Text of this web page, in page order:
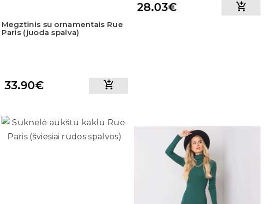
Megztinis su ornamentais Rue
Paris (juoda spalva)
33.90€
28.03€